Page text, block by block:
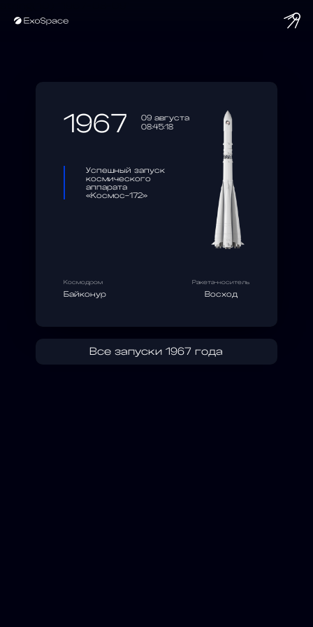
1967
09 августа
08:45:18
Успешный запуск
космического
аппарата
«Космос-172»
Космодром
Байконур
Ракета-носитель
Восход
Все запуски 1967 года